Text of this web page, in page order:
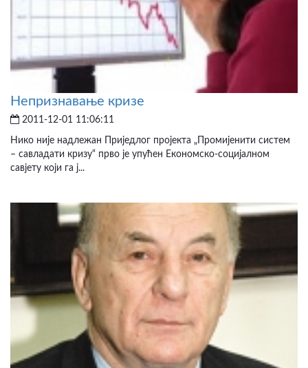
Непризнавање кризе
2011-12-01 11:06:11
Нико није надлежан Приједлог пројекта „Промијенити систем
– савладати кризу“ прво је упућен Економско-социјалном
савјету који га ј...